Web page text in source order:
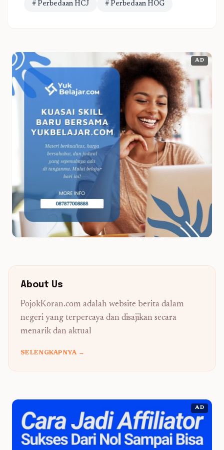
# Perbedaan HCJ # Perbedaan HOG
AD
About Us
PojokKoran.com adalah website berita dalam
negeri yang terpercaya dan disajikan secara
menarik dan aktual
SELENGKAPNYA →
AD